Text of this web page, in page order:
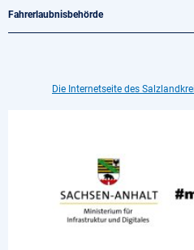
Fahrerlaubnisbehörde
Die Internetseite des